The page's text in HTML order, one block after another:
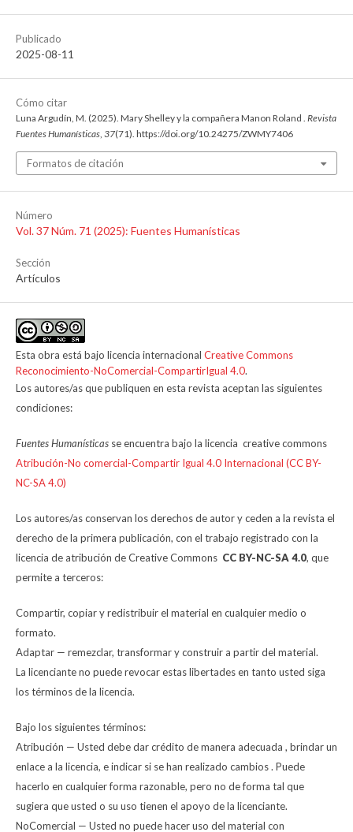
Publicado
2025-08-11
Cómo citar
Luna Argudín, M. (2025). Mary Shelley y la compañera Manon Roland . Revista
Fuentes Humanísticas 37(71). https://doi.org/10.24275/ZWMY7406
Formatos de citación
Número
Vol. 37 Núm. 71 (2025): Fuentes Humanísticas
Sección
Artículos
Esta obra está bajo licencia internacional Creative Commons
Reconocimiento-NoComercial-CompartirIgual 4.0.
Los autores/as que publiquen en esta revista aceptan las siguientes
condiciones:
Fuentes Humanísticas se encuentra bajo la licencia creative commons
Atribución-No comercial-Compartir Igual 4.0 Internacional (CC BY-
NC-SA 4.0)
Los autores/as conservan los derechos de autor y ceden a la revista el
derecho de la primera publicación, con el trabajo registrado con la
licencia de atribución de Creative Commons CC BY-NC-SA 4.0, que
permite a terceros:
Compartir, copiar y redistribuir el material en cualquier medio o
formato.
Adaptar — remezclar, transformar y construir a partir del material.
La licenciante no puede revocar estas libertades en tanto usted siga
los términos de la licencia.
Bajo los siguientes términos:
Atribución — Usted debe dar crédito de manera adecuada , brindar un
enlace a la licencia, e indicar si se han realizado cambios . Puede
hacerlo en cualquier forma razonable, pero no de forma tal que
sugiera que usted o su uso tienen el apoyo de la licenciante.
NoComercial — Usted no puede hacer uso del material con